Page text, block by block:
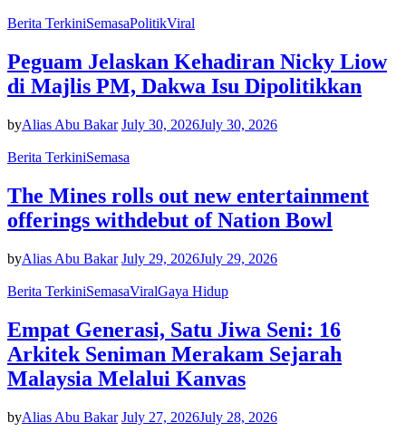
Berita TerkiniSemasaPolitikViral
Peguam Jelaskan Kehadiran Nicky Liow
di Majlis PM, Dakwa Isu Dipolitikkan
byAlias Abu Bakar July 30, 2026July 30, 2026
Berita TerkiniSemasa
The Mines rolls out new entertainment
offerings withdebut of Nation Bowl
byAlias Abu Bakar July 29, 2026July 29, 2026
Berita TerkiniSemasaViralGaya Hidup
Empat Generasi, Satu Jiwa Seni: 16
Arkitek Seniman Merakam Sejarah
Malaysia Melalui Kanvas
byAlias Abu Bakar July 27, 2026July 28, 2026